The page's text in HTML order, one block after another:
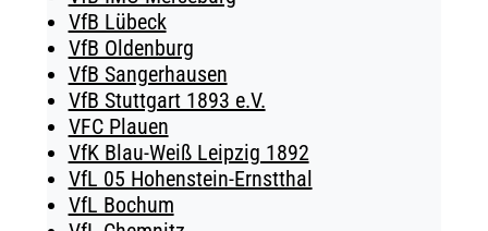
VfB Lübeck
VfB Oldenburg
VfB Sangerhausen
VfB Stuttgart 1893 e.V.
VFC Plauen
VfK Blau-Weiß Leipzig 1892
VfL 05 Hohenstein-Ernstthal
VfL Bochum